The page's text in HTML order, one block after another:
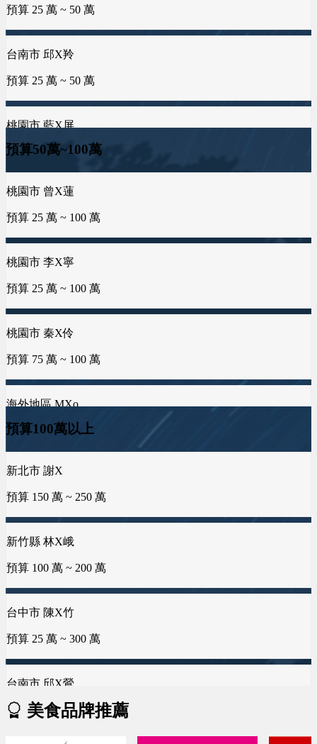
預算 50 萬 ~ 100 萬
台南市 郭X洺
預算 25 萬 ~ 100 萬
桃園市 謝X孝
預算 25 萬 ~ 100 萬
金門縣 許X浚
預算 25 萬 ~ 100 萬
台中市 葉X鑫
預算 100 萬 ~ 150 萬
桃園市 黃X祥
屏東縣 邱X瑄
台中市 何X廷
預算 150 萬 ~ 300 萬
預算 25 萬 ~ 300 萬
預算 25 萬 ~ 200 萬
預算 100 萬 ~ 200 萬
預算 200 萬 ~ 200 萬
預算 200 萬 ~ 250 萬
預算 300 萬 ~ 400 萬
預算 25 萬 ~ 50 萬
台南市 邱X羚
預算 25 萬 ~ 50 萬
桃園市 藍X屏
預算 25 萬 ~ 50 萬
新北市 許X鈞
預算 25 萬 ~ 50 萬
新北市 譚X生
預算 25 萬 ~ 50 萬
雲林縣 林X姐
預算 25 萬 ~ 50 萬
新北市 黃X姐
預算 25 萬 ~ 50 萬
台南市 曾X靖
預算 25 萬 ~ 50 萬
台中市 李X毓
預算 50 萬 ~ 50 萬
雲林縣 林X慧
預算 25 萬 ~ 50 萬
預算 25 萬 ~ 50 萬
預算50萬~100萬
桃園市 曾X蓮
預算 25 萬 ~ 100 萬
桃園市 李X寧
預算 25 萬 ~ 100 萬
桃園市 秦X伶
預算 75 萬 ~ 100 萬
海外地區 MXo
預算 25 萬 ~ 100 萬
屏東縣 潘X瑜
預算 100 萬 ~ 150 萬
新竹市 侯X姐
預算 100 萬 ~ 150 萬
台南市 曾X芸
預算 100 萬 ~ 150 萬
桃園市 黄X姐
預算 50 萬 ~ 100 萬
預算100萬以上
新北市 謝X
預算 150 萬 ~ 250 萬
新竹縣 林X峨
預算 100 萬 ~ 200 萬
台中市 陳X竹
預算 25 萬 ~ 300 萬
台南市 邱X鶯
預算 100 萬 ~ 200 萬
美食品牌推薦